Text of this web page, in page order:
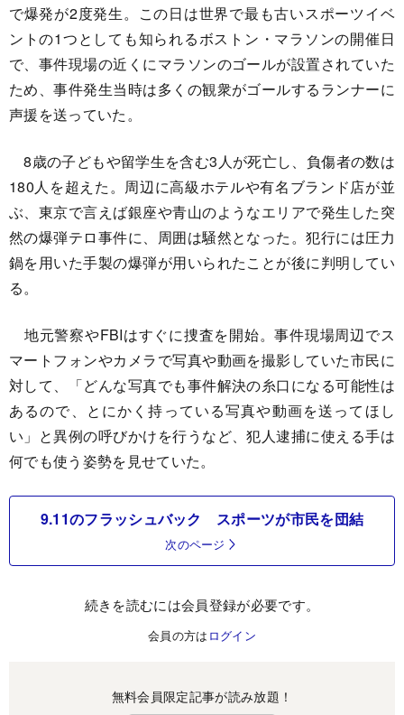
で爆発が2度発生。この日は世界で最も古いスポーツイベ
ントの1つとしても知られるボストン・マラソンの開催日
で、事件現場の近くにマラソンのゴールが設置されていた
ため、事件発生当時は多くの観衆がゴールするランナーに
声援を送っていた。
8歳の子どもや留学生を含む3人が死亡し、負傷者の数は
180人を超えた。周辺に高級ホテルや有名ブランド店が並
ぶ、東京で言えば銀座や青山のようなエリアで発生した突
然の爆弾テロ事件に、周囲は騒然となった。犯行には圧力
鍋を用いた手製の爆弾が用いられたことが後に判明してい
る。
地元警察やFBIはすぐに捜査を開始。事件現場周辺でス
マートフォンやカメラで写真や動画を撮影していた市民に
対して、「どんな写真でも事件解決の糸口になる可能性は
あるので、とにかく持っている写真や動画を送ってほし
い」と異例の呼びかけを行うなど、犯人逮捕に使える手は
何でも使う姿勢を見せていた。
9.11のフラッシュバック スポーツが市民を団結
次のページ
続きを読むには会員登録が必要です。
会員の方は ログイン
無料会員限定記事が読み放題！